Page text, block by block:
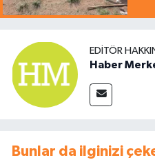
EDITÖR
Haber
Bunlar da ilginizi